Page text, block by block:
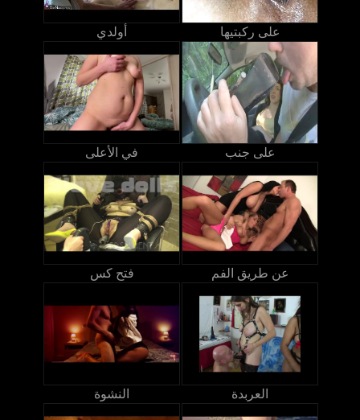
أولدي على ركبتيها
في الأعلى على جنب
فتح كس عن طريق الفم
النشوة العربدة